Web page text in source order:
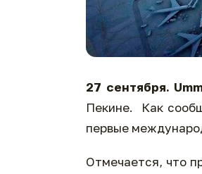
27 сентября.
Пекине. Как
первые
Отмечается, что